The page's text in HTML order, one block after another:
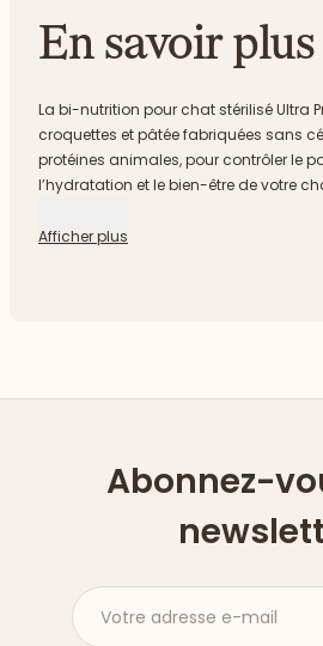
En savoir plus
La bi-nutrition pour chat stérilisé Ultra
croquettes et pâtée fabriquées sans
protéines animales, pour contrôler le
l’hydratation et le bien-être de votre
Afficher plus
Abonnez-
Votre adresse e-mail